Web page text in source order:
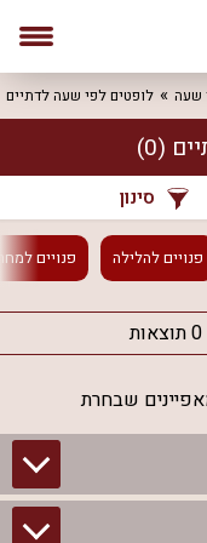
שעה לופטים לפי שעה לדתיים
(0)
סינון
פנוייםלהלילה פנויים
שבחרת